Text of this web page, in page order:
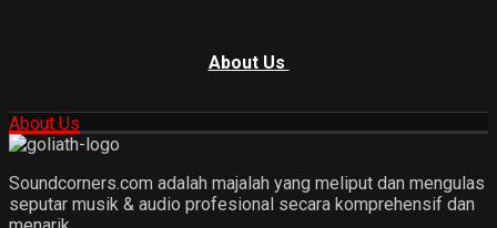
About Us
About Us
Soundcorners.com adalah majalah yang meliput dan mengulas
seputar musik & audio profesional secara komprehensif dan